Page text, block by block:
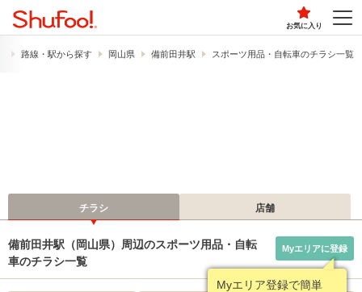
お気に入り
路線・駅から探す 岡山県 備前田井駅 スポーツ用品・自転車のチラシ一覧
チラシ 店舗
備前田井駅（岡山県）周辺のスポーツ用品・自転
車のチラシ一覧
Myエリア登録で簡単
Myエリアに登録